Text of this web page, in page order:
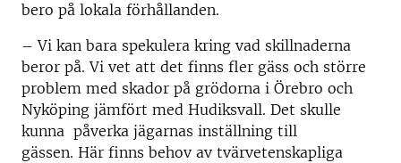
bero på lokala förhållanden.
– Vi kan bara spekulera kring vad skillnaderna
beror på. Vi vet att det finns fler gäss och större
problem med skador på grödorna i Örebro och
Nyköping jämfört med Hudiksvall. Det skulle
kunna påverka jägarnas inställning till
gässen. Här finns behov av tvärvetenskapliga